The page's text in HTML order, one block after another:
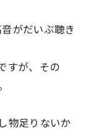
がだいぶ聴き
すが、その
物足りないか